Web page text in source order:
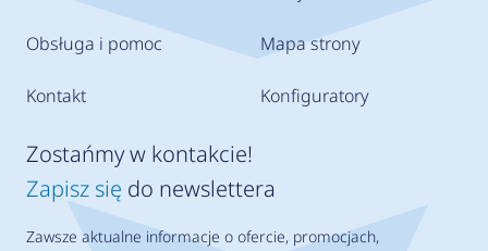
Obsługa i pomoc
Kontakt
Mapa strony
Konfiguratory
Zostańmy w kontakcie!
Zapisz się do newslettera
Zawsze aktualne informacje o ofercie, promocjach,